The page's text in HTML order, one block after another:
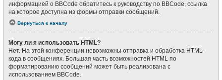
информацией о BBCode обратитесь к руководству по BBCode, ссылка
на которое доступна из формы отправки сообщений.
Вернуться к началу
Могу ли я использовать HTML?
Нет. На этой конференции невозможны отправка и обработка HTML-
кода в сообщениях. Большая часть возможностей HTML по
форматированию сообщений может быть реализована с
использованием BBCode.